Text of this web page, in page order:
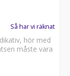
Så har vi räknat
hör med
måste vara